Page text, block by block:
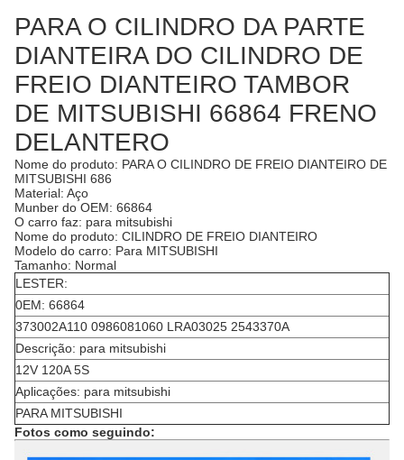
PARA O CILINDRO DA PARTE
DIANTEIRA DO CILINDRO DE
FREIO DIANTEIRO TAMBOR
DE MITSUBISHI 66864 FRENO
DELANTERO
Nome do produto: PARA O CILINDRO DE FREIO DIANTEIRO DE
MITSUBISHI 686
Material: Aço
Munber do OEM: 66864
O carro faz: para mitsubishi
Nome do produto: CILINDRO DE FREIO DIANTEIRO
Modelo do carro: Para MITSUBISHI
Tamanho: Normal
LESTER:
0EM: 66864
373002A110 0986081060 LRA03025 2543370A
Descrição: para mitsubishi
12V 120A 5S
Aplicações: para mitsubishi
PARA MITSUBISHI
Fotos como seguindo: